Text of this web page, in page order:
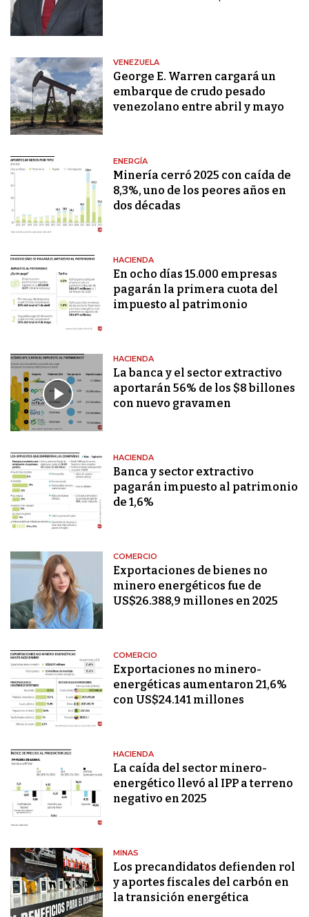
VENEZUELA
George E. Warren cargará un
embarque de crudo pesado
venezolano entre abril y mayo
ENERGÍA
Minería cerró 2025 con caída de
8,3%, uno de los peores años en
dos décadas
HACIENDA
En ocho días 15.000 empresas
pagarán la primera cuota del
impuesto al patrimonio
HACIENDA
La banca y el sector extractivo
aportarán 56% de los $8 billones
con nuevo gravamen
HACIENDA
Banca y sector extractivo
pagarán impuesto al patrimonio
de 1,6%
COMERCIO
Exportaciones de bienes no
minero energéticos fue de
US$26.388,9 millones en 2025
COMERCIO
Exportaciones no minero-
energéticas aumentaron 21,6%
con US$24.141 millones
HACIENDA
La caída del sector minero-
energético llevó al IPP a terreno
negativo en 2025
MINAS
Los precandidatos defienden rol
y aportes fiscales del carbón en
la transición energética